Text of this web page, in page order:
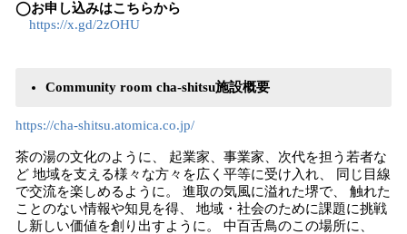
◯お申し込みはこちらから
https://x.gd/2zOHU
Community room cha-shitsu施設概要
https://cha-shitsu.atomica.co.jp/
茶の湯の文化のように、 起業家、事業家、次代を担う若者な
ど 地域を支える様々な方々を広く平等に受け入れ、 同じ目線
で交流を楽しめるように。 進取の気風に溢れた堺で、 触れた
ことのない情報や知見を得、 地域・社会のために課題に挑戦
し新しい価値を創り出すように。 中百舌鳥のこの場所に、